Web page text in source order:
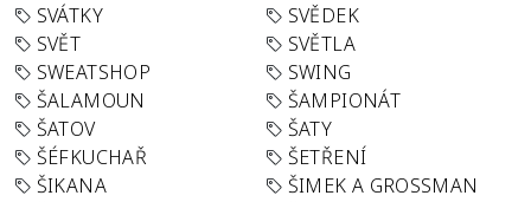
SVÁTKY
SVĚDEK
SVĚT
SVĚTLA
SWEATSHOP
SWING
ŠALAMOUN
ŠAMPIONÁT
ŠATOV
ŠATY
ŠÉFKUCHAŘ
ŠETŘENÍ
ŠIKANA
ŠIMEK A GROSSMAN